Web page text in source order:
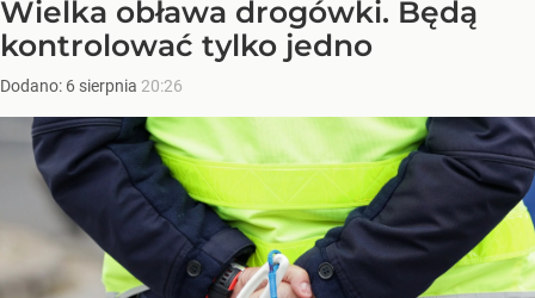
Wielka obława drogówki. Będą
kontrolować tylko jedno
Dodano: 6 sierpnia 20:26